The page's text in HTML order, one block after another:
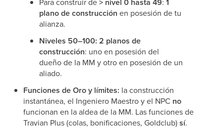
plano de construcción en posesión de tu
alianza.
Niveles 50–100: 2 planos de
construcción: uno en posesión del
dueño de la MM y otro en posesión de un
aliado.
Funciones de Oro y límites: la construcción
instantánea, el Ingeniero Maestro y el NPC no
funcionan en la aldea de la MM. Las funciones de
Travian Plus (colas, bonificaciones, Goldclub)sí.